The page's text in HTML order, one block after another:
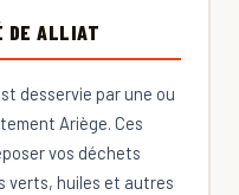
DE ALLIAT
desservie par une ou
Ariège. Ces
vos déchets
verts, huiles et autres